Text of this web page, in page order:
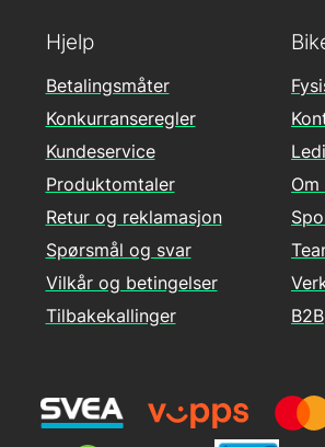
Hjelp
Betalingsmåter
Konkurranseregler
Kundeservice
Produktomtaler
Retur og reklamasjon
Spørsmål og svar
Vilkår og betingelser
Tilbakekallinger
Om
B2B